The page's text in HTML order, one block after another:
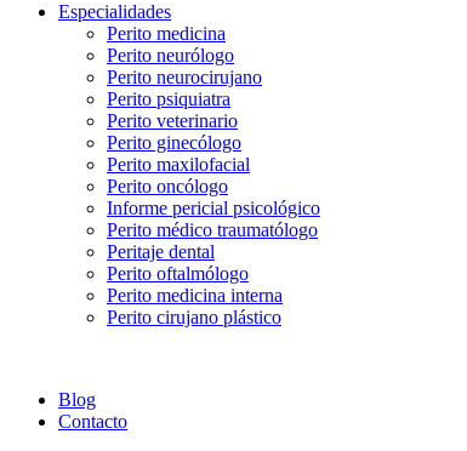
Especialidades
Perito medicina
Perito neurólogo
Perito neurocirujano
Perito psiquiatra
Perito veterinario
Perito ginecólogo
Perito maxilofacial
Perito oncólogo
Informe pericial psicológico
Perito médico traumatólogo
Peritaje dental
Perito oftalmólogo
Perito medicina interna
Perito cirujano plástico
Blog
Contacto